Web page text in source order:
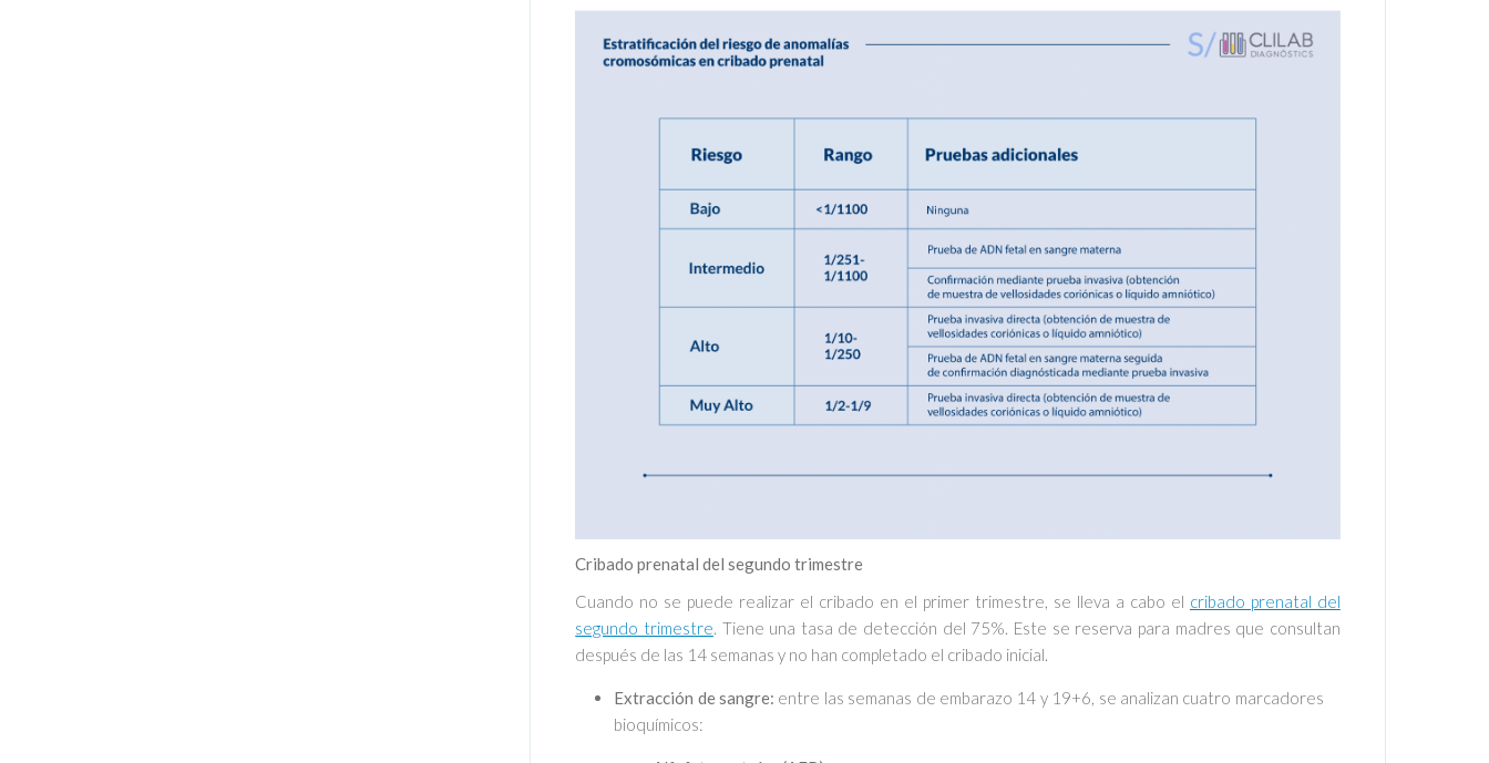
Cribado prenatal del segundo trimestre
Cuando no se puede realizar el cribado en el primer trimestre, se lleva a cabo el cribado prenatal del
segundo trimestre. Tiene una tasa de detección del 75%. Este se reserva para madres que consultan
después de las 14 semanas y no han completado el cribado inicial.
Extracción de sangre: entre las semanas de embarazo 14 y 19+6, se analizan cuatro marcadores
bioquímicos: